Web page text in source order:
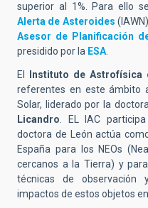
superior al 1%. Para ello
Alerta de Asteroides
Asesor de Planificación
presidido por la ESA.
El Instituto de Astrofísica
referentes en este ámbito
Solar, liderado por la
Licandro. EL IAC
doctora de León actúa
España para los NEOs
cercanos a la Tierra) y
técnicas de observación
impactos de estos objetos